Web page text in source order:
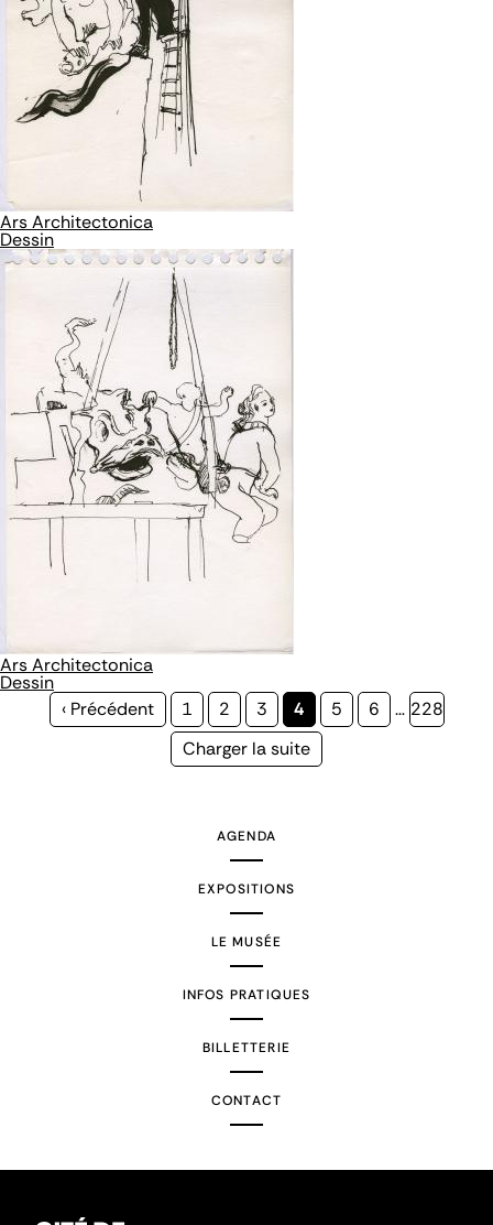
Ars Architectonica
Dessin
Ars Architectonica
Dessin
Page
‹ Précédent Page
1 Page
2 Page
3
Page
courante
4 Page
5 Page
6 … Page
228
Page
Charger la suite
AGENDA
EXPOSITIONS
LE MUSÉE
INFOS PRATIQUES
BILLETTERIE
CONTACT